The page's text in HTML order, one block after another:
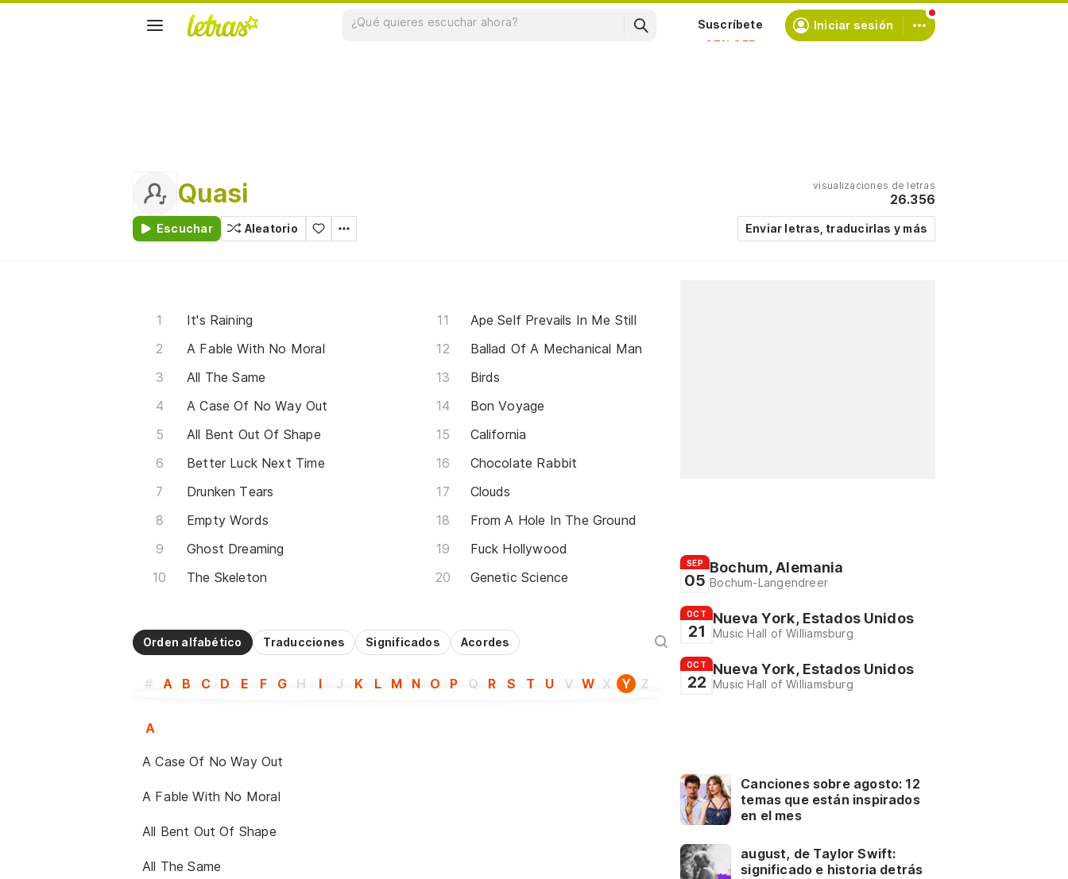
Suscríbete Iniciar sesión
Quasi
Escuchar Aleatorio
visualizaciones de letras
26.356
Enviar letras, traducirlas y más
It's Raining
A Fable With No Moral
All The Same
A Case Of No Way Out
All Bent Out Of Shape
Better Luck Next Time
Drunken Tears
Empty Words
Ghost Dreaming
The Skeleton
Ape Self Prevails In Me Still
Ballad Of A Mechanical Man
Birds
Bon Voyage
California
Chocolate Rabbit
Clouds
From A Hole In The Ground
Fuck Hollywood
Genetic Science
Orden alfabético Traducciones Significados Acordes
# A B C D E F G H I J K L M N O P Q R S T U V W X Y Z
A
A Case Of No Way Out
A Fable With No Moral
All Bent Out Of Shape
All The Same
SEP
05
Bochum, Alemania
Bochum-Langendreer
OCT
21
Nueva York, Estados Unidos
Music Hall of Williamsburg
OCT
22
Nueva York, Estados Unidos
Music Hall of Williamsburg
Canciones sobre agosto: 12
temas que están inspirados
en el mes
august, de Taylor Swift:
significado e historia detrás